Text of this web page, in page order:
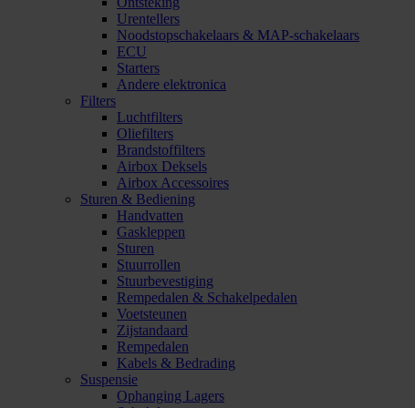
Urentellers
Noodstopschakelaars & MAP-schakelaars
ECU
Starters
Andere elektronica
Filters
Luchtfilters
Oliefilters
Brandstoffilters
Airbox Deksels
Airbox Accessoires
Sturen & Bediening
Handvatten
Gaskleppen
Sturen
Stuurrollen
Stuurbevestiging
Rempedalen & Schakelpedalen
Voetsteunen
Zijstandaard
Rempedalen
Kabels & Bedrading
Suspensie
Ophanging Lagers